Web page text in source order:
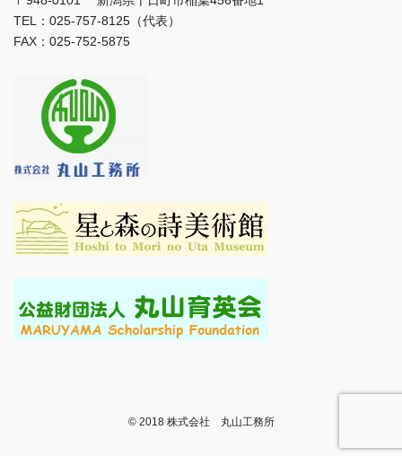
TEL：025-757-8125（代表）
FAX：025-752-5875
© 2018 株式会社 丸山工務所